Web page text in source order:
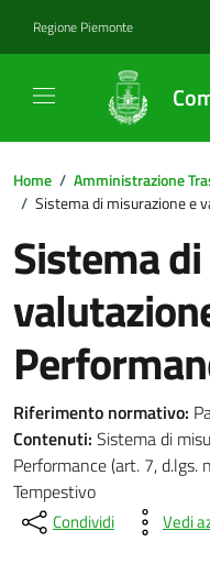
Regione Piemonte
Home / Amministrazione
/ Sistema di misurazione e
Sistema
Riferimento normativo:
Contenuti: Sistema di
Performance (art. 7,
Tempestivo
Condividi Vedi